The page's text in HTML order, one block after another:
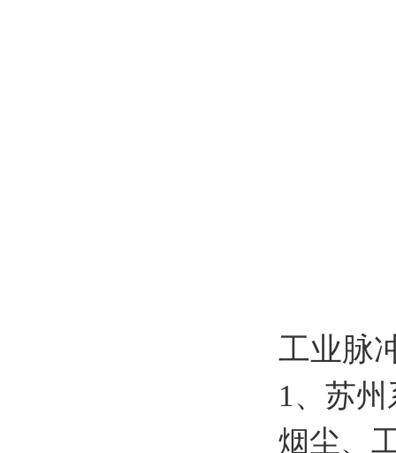
工业脉
1、苏
烟尘、